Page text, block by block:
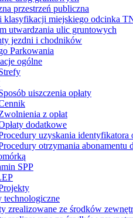
przestrzeń publiczna
klasyfikacji miejskiego odcinka
utwardzania ulic gruntowych
jezdni i chodników
Parkowania
ogólne
uiszczenia opłaty
z opłat
dodatkowe
uzyskania identyfikatora
otrzymania abonamentu
SPP
technologiczne
zrealizowane ze środków